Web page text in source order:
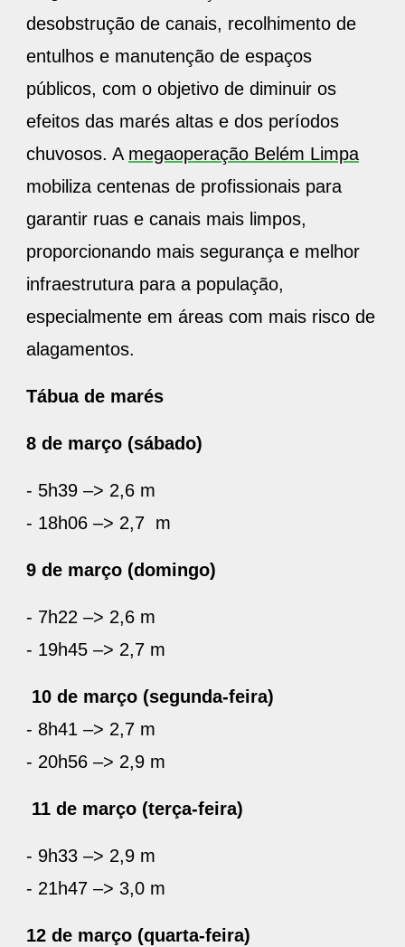
desobstrução de canais, recolhimento de
entulhos e manutenção de espaços
públicos, com o objetivo de diminuir os
efeitos das marés altas e dos períodos
chuvosos. A megaoperação Belém Limpa
mobiliza centenas de profissionais para
garantir ruas e canais mais limpos,
proporcionando mais segurança e melhor
infraestrutura para a população,
especialmente em áreas com mais risco de
alagamentos.
Tábua de marés
8 de março (sábado)
- 5h39 –> 2,6 m
- 18h06 –> 2,7 m
9 de março (domingo)
- 7h22 –> 2,6 m
- 19h45 –> 2,7 m
10 de março (segunda-feira)
- 8h41 –> 2,7 m
- 20h56 –> 2,9 m
11 de março (terça-feira)
- 9h33 –> 2,9 m
- 21h47 –> 3,0 m
12 de março (quarta-feira)